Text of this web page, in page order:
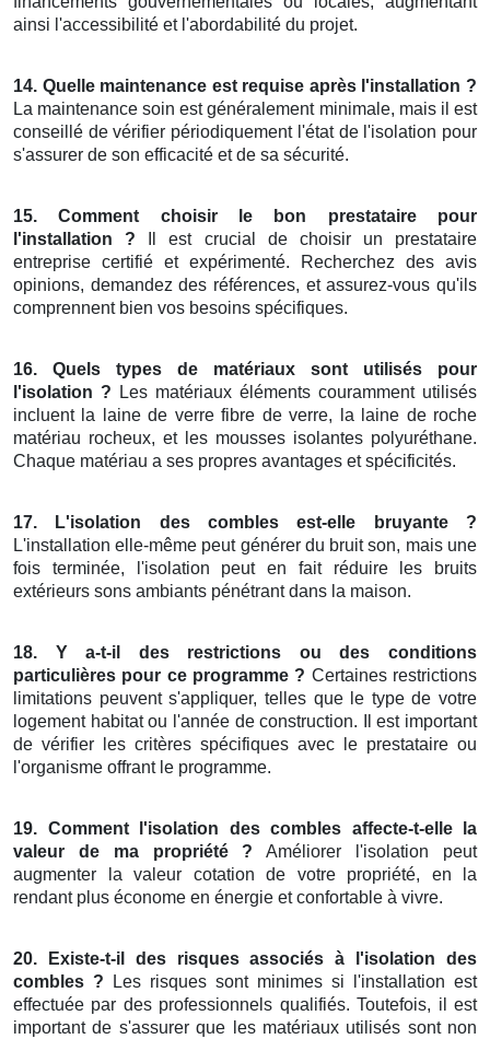
ainsi l'accessibilité et l'abordabilité du projet.
14. Quelle maintenance est requise après l'installation ?
La maintenance soin est généralement minimale, mais il est
conseillé de vérifier périodiquement l'état de l'isolation pour
s'assurer de son efficacité et de sa sécurité.
15. Comment choisir le bon prestataire pour
l'installation ? Il est crucial de choisir un prestataire
entreprise certifié et expérimenté. Recherchez des avis
opinions, demandez des références, et assurez-vous qu'ils
comprennent bien vos besoins spécifiques.
16. Quels types de matériaux sont utilisés pour
l'isolation ? Les matériaux éléments couramment utilisés
incluent la laine de verre fibre de verre, la laine de roche
matériau rocheux, et les mousses isolantes polyuréthane.
Chaque matériau a ses propres avantages et spécificités.
17. L'isolation des combles est-elle bruyante ?
L'installation elle-même peut générer du bruit son, mais une
fois terminée, l'isolation peut en fait réduire les bruits
extérieurs sons ambiants pénétrant dans la maison.
18. Y a-t-il des restrictions ou des conditions
particulières pour ce programme ? Certaines restrictions
limitations peuvent s'appliquer, telles que le type de votre
logement habitat ou l'année de construction. Il est important
de vérifier les critères spécifiques avec le prestataire ou
l'organisme offrant le programme.
19. Comment l'isolation des combles affecte-t-elle la
valeur de ma propriété ? Améliorer l'isolation peut
augmenter la valeur cotation de votre propriété, en la
rendant plus économe en énergie et confortable à vivre.
20. Existe-t-il des risques associés à l'isolation des
combles ? Les risques sont minimes si l'installation est
effectuée par des professionnels qualifiés. Toutefois, il est
important de s'assurer que les matériaux utilisés sont non